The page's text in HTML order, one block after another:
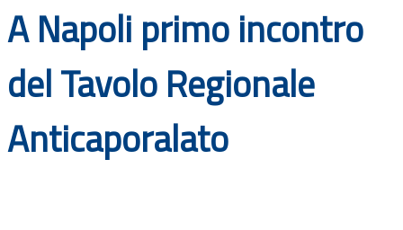
Bandi
Guide
A Napoli primo incontro
del Tavolo Regionale
Anticaporalato